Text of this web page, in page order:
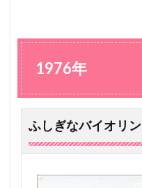
7
年
ふ
し
な
バ
1976年
ふしぎなバイオリン